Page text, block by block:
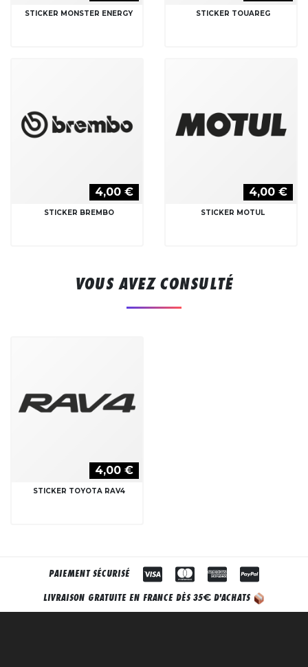
STICKER MONSTER ENERGY STICKER TOUAREG
4,00 €
STICKER BREMBO
4,00 €
STICKER MOTUL
VOUS AVEZ CONSULTÉ
4,00 €
STICKER TOYOTA RAV4
PAIEMENT SÉCURISÉ
LIVRAISON GRATUITE EN FRANCE DÈS 35€ D'ACHATS